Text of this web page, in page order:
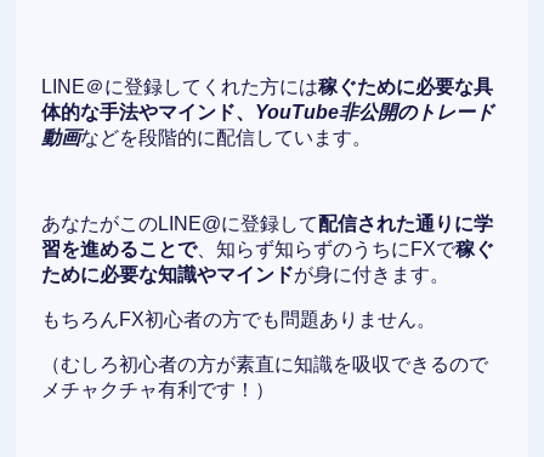
LINE＠に登録してくれた方には稼ぐために必要な具
体的な手法やマインド、 YouTube非公開のトレード
動画などを段階的に配信しています。
あなたがこのLINE@に登録して配信された通りに学
習を進めることで、知らず知らずのうちにFXで稼ぐ
ために必要な知識やマインドが身に付きます。
もちろんFX初心者の方でも問題ありません。
（むしろ初心者の方が素直に知識を吸収できるので
メチャクチャ有利です！）